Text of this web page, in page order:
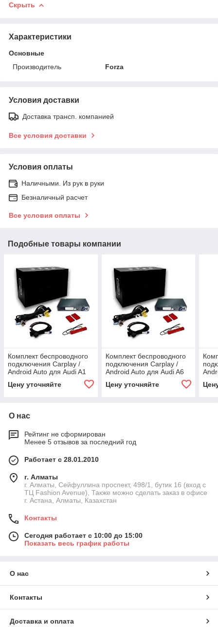
Скрыть
Характеристики
Основные
Производитель
Forza
Условия доставки
Доставка трансп. компанией
Все условия доставки
Условия оплаты
Наличными. Из рук в руки
Безналичный расчет
Все условия оплаты
Подобные товары компании
Комплект беспроводного
подключения Carplay /
Android Auto для Audi A1
Цену уточняйте
Комплект беспроводного
подключения Carplay /
Android Auto для Audi A6
Цену уточняйте
О нас
Рейтинг не сформирован
Менее 5 отзывов за последний год
Работает с 28.01.2010
г. Алматы
г. Алматы, Сейфуллина проспект, 498/1, бутик 16 (вход с
ТЦ Fashion Avenue), Также можно сделать заказ в офисе
г. Астана, Алматы, Казахстан
Контакты
Сегодня работает с 10:00 до 15:00
Показать весь график работы
О нас
Контакты
Доставка и оплата